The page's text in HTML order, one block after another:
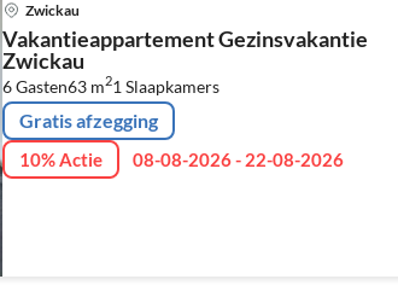
Zwickau
Vakantieappartement Gezinsvakantie
Zwickau
6 Gasten63 m21 Slaapkamers
Gratis afzegging
10% Actie 08-08-2026 - 22-08-2026